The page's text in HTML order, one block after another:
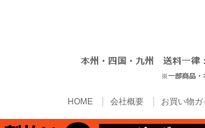
HOME 会社概要 お買い物ガ